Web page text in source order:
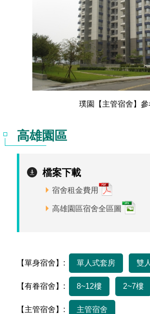
璞園【主管宿舍】
高雄園區
檔案下載
宿舍租金費用
高雄園區宿舍全區圖
【單身宿舍】: 單人式套房 雙
【有眷宿舍】: 8~12樓 2~7樓
【主管宿舍】: 主管宿舍